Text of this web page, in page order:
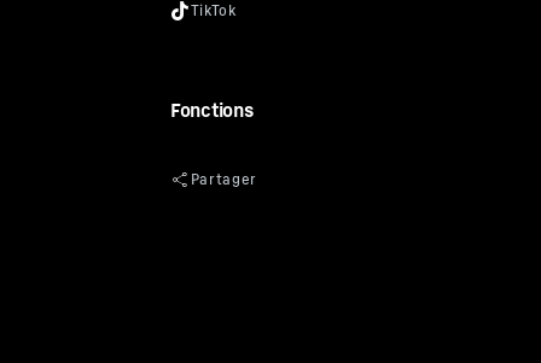
à la
et
Fonctions